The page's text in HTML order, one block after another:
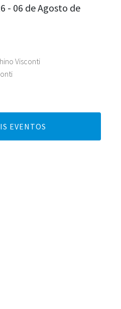
Visconti
- 06 de Agosto de
EVENTOS